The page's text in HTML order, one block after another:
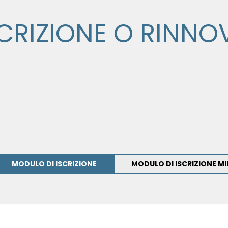
O
MODULO DI ISCRIZIONE MODULO DI ISCRIZIONE